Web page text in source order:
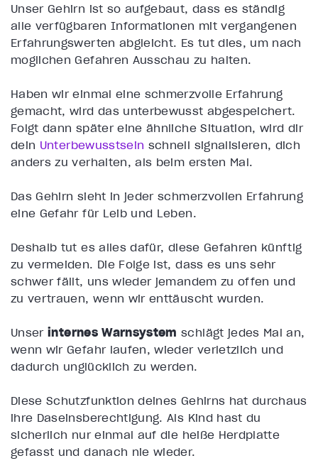
Unser Gehirn ist so aufgebaut, dass es ständig
alle verfügbaren Informationen mit vergangenen
Erfahrungswerten abgleicht. Es tut dies, um nach
möglichen Gefahren Ausschau zu halten.
Haben wir einmal eine schmerzvolle Erfahrung
gemacht, wird das unterbewusst abgespeichert.
Folgt dann später eine ähnliche Situation, wird dir
dein Unterbewusstsein schnell signalisieren, dich
anders zu verhalten, als beim ersten Mal.
Das Gehirn sieht in jeder schmerzvollen Erfahrung
eine Gefahr für Leib und Leben.
Deshalb tut es alles dafür, diese Gefahren künftig
zu vermeiden. Die Folge ist, dass es uns sehr
schwer fällt, uns wieder jemandem zu öffen und
zu vertrauen, wenn wir enttäuscht wurden.
Unserinternes Warnsystemschlägt jedes Mal an,
wenn wir Gefahr laufen, wieder verletzlich und
dadurch unglücklichzu werden.
Diese Schutzfunktion deines Gehirns hat durchaus
ihre Daseinsberechtigung. Als Kind hast du
sicherlich nur einmal auf die heiße Herdplatte
gefasst und danach nie wieder.